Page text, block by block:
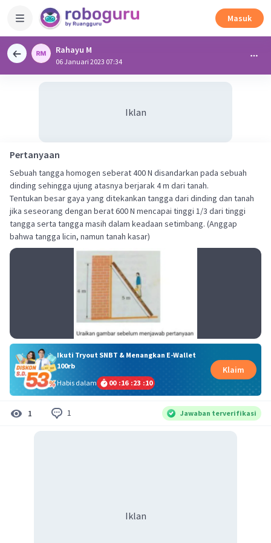
Masuk
Rahayu M
06 Januari 2023 07:34
Iklan
Pertanyaan
Sebuah tangga homogen seberat 400 N disandarkan pada sebuah
dinding sehingga ujung atasnya berjarak 4 m dari tanah.
Tentukan besar gaya yang ditekankan tangga dari dinding dan tanah
jika seseorang dengan berat 600 N mencapai tinggi 1/3 dari tinggi
tangga serta tangga masih dalam keadaan setimbang. (Anggap
bahwa tangga licin, namun tanah kasar)
Ikuti Tryout SNBT & Menangkan E-Wallet
100rb
Habis dalam
00 :16 :23 :10
Klaim
1 1 Jawaban terverifikasi
Iklan